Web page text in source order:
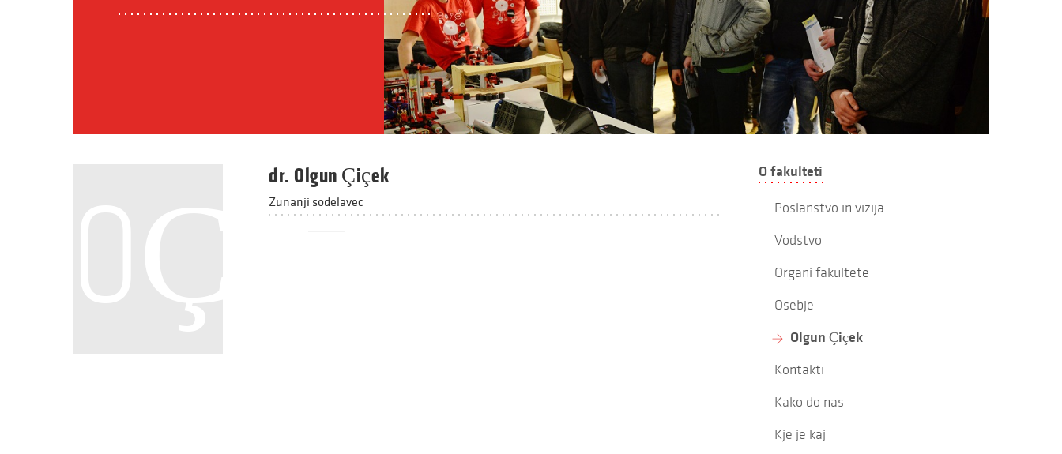
dr. Olgun Çiçek
Zunanji sodelavec
O fakulteti
Poslanstvo in vizija
Vodstvo
Organi fakultete
Osebje
Olgun Çiçek
Kontakti
Kako do nas
Kje je kaj